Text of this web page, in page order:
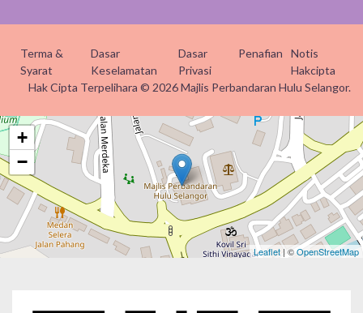
Terma &
Syarat
Dasar
Keselamatan
Dasar
Privasi
Penafian
Notis
Hakcipta
Hak Cipta Terpelihara © 2026 Majlis Perbandaran Hulu Selangor.
+
−
Leaflet | ©OpenStreetMap